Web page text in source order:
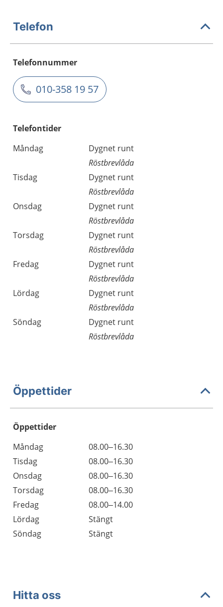
Telefon
Telefonnummer
010-358 19 57
Telefontider
Måndag
Dygnet runt
Röstbrevlåda
Tisdag
Dygnet runt
Röstbrevlåda
Onsdag
Dygnet runt
Röstbrevlåda
Torsdag
Dygnet runt
Röstbrevlåda
Fredag
Dygnet runt
Röstbrevlåda
Lördag
Dygnet runt
Röstbrevlåda
Söndag
Dygnet runt
Röstbrevlåda
Öppettider
Öppettider
Dag
Öppettider
Kommentarer
Måndag
08.00–16.30
Tisdag
08.00–16.30
Onsdag
08.00–16.30
Torsdag
08.00–16.30
Fredag
08.00–14.00
Lördag
Stängt
Söndag
Stängt
Hitta oss